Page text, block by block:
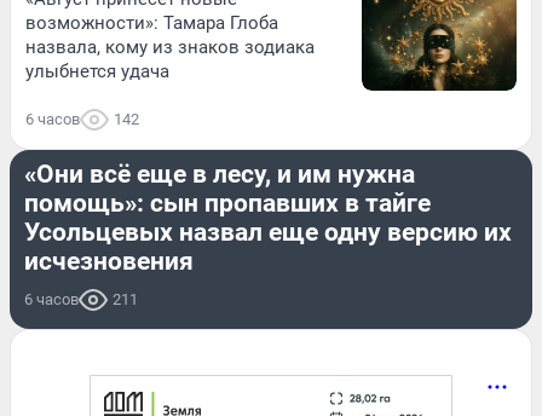
возможности»: Тамара Глоба
назвала, кому из знаков зодиака
улыбнется удача
6 часов 142
ПРОИСШЕСТВИЯ
«Они всё еще в лесу, и им нужна
помощь»: сын пропавших в тайге
Усольцевых назвал еще одну версию их
исчезновения
6 часов 211